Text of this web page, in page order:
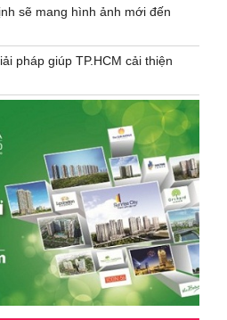
sẽ mang hình ảnh mới đến
pháp giúp TP.HCM cải thiện